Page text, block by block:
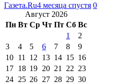
Газета.Ru4 месяца спустя 0
Август 2026
Пн Вт Ср Чт Пт Сб Вс
1
2
3
4 5 6 7 8
9
10 11 12 13 14 15 16
17 18 19 20 21 22 23
24 25 26 27 28 29 30